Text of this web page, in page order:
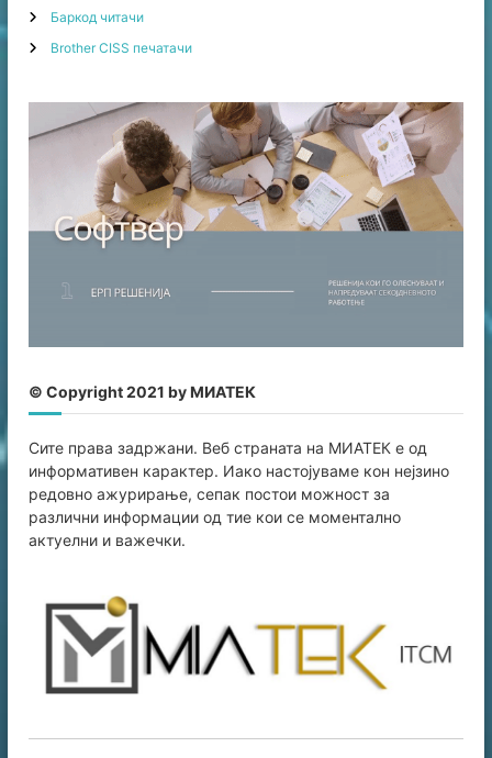
r
Баркод читачи
Brother CISS печатачи
© Copyright 2021 by МИАТЕК
Сите права задржани. Веб страната на МИАТЕК е од
информативен карaктер. Иако настојуваме кон нејзино
редовно ажурирање, сепак постои можност за
различни информации од тие кои се моментално
актуелни и важечки.